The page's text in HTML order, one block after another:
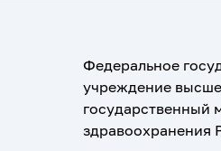
Федеральное
учреждение
государственный
здравоохранения